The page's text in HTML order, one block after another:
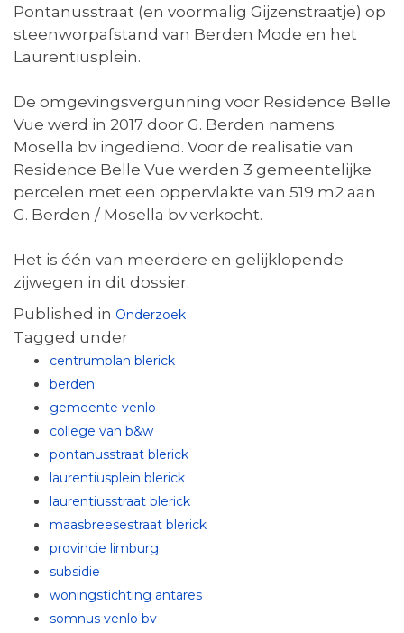
Pontanusstraat (en voormalig Gijzenstraatje) op
steenworpafstand van Berden Mode en het
Laurentiusplein.
De omgevingsvergunning voor Residence Belle
Vue werd in 2017 door G. Berden namens
Mosella bv ingediend. Voor de realisatie van
Residence Belle Vue werden 3 gemeentelijke
percelen met een oppervlakte van 519 m2 aan
G. Berden / Mosella bv verkocht.
Het is één van meerdere en gelijklopende
zijwegen in dit dossier.
Published in Onderzoek
Tagged under
centrumplan blerick
berden
gemeente venlo
college van b&w
pontanusstraat blerick
laurentiusplein blerick
laurentiusstraat blerick
maasbreesestraat blerick
provincie limburg
subsidie
woningstichting antares
somnus venlo bv